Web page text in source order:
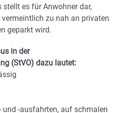
stellt es für Anwohner dar,
zu nah an privaten
geparkt wird.
in der
(StVO) dazu lautet:
und -ausfahrten, auf schmalen